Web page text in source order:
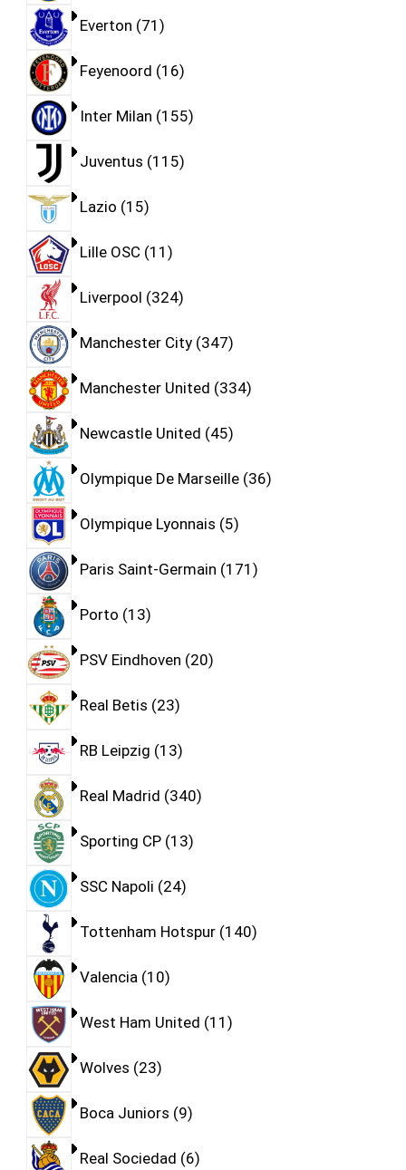
Everton 71
Feyenoord 16
Inter Milan 155
Juventus 115
Lazio 15
Lille OSC 11
Liverpool 324
Manchester City 347
Manchester United 334
Newcastle United 45
Olympique De Marseille 36
Olympique Lyonnais 5
Paris Saint-Germain 171
Porto 13
PSV Eindhoven 20
Real Betis 23
RB Leipzig 13
Real Madrid 340
Sporting CP 13
SSC Napoli 24
Tottenham Hotspur 140
Valencia 10
West Ham United 11
Wolves 23
Boca Juniors 9
Real Sociedad 6